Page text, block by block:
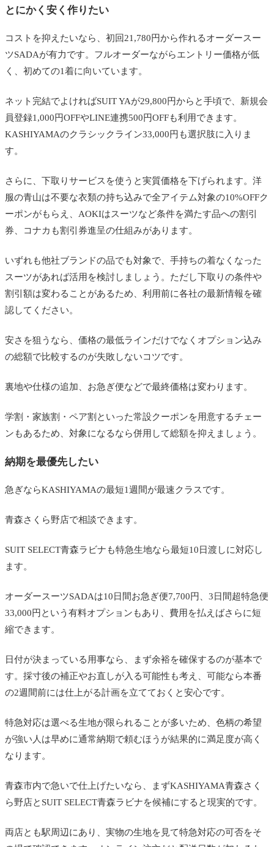
とにかく安く作りたい
コストを抑えたいなら、初回21,780円から作れるオーダースー
ツSADAが有力です。フルオーダーながらエントリー価格が低
く、初めての1着に向いています。
ネット完結でよければSUIT YAが29,800円からと手頃で、新規会
員登録1,000円OFFやLINE連携500円OFFも利用できます。
KASHIYAMAのクラシックライン33,000円も選択肢に入りま
す。
さらに、下取りサービスを使うと実質価格を下げられます。洋
服の青山は不要な衣類の持ち込みで全アイテム対象の10%OFFク
ーポンがもらえ、AOKIはスーツなど条件を満たす品への割引
券、コナカも割引券進呈の仕組みがあります。
いずれも他社ブランドの品でも対象で、手持ちの着なくなった
スーツがあれば活用を検討しましょう。ただし下取りの条件や
割引額は変わることがあるため、利用前に各社の最新情報を確
認してください。
安さを狙うなら、価格の最低ラインだけでなくオプション込み
の総額で比較するのが失敗しないコツです。
裏地や仕様の追加、お急ぎ便などで最終価格は変わります。
学割・家族割・ペア割といった常設クーポンを用意するチェー
ンもあるため、対象になるなら併用して総額を抑えましょう。
納期を最優先したい
急ぎならKASHIYAMAの最短1週間が最速クラスです。
青森さくら野店で相談できます。
SUIT SELECT青森ラビナも特急生地なら最短10日渡しに対応し
ます。
オーダースーツSADAは10日間お急ぎ便7,700円、3日間超特急便
33,000円という有料オプションもあり、費用を払えばさらに短
縮できます。
日付が決まっている用事なら、まず余裕を確保するのが基本で
す。採寸後の補正やお直しが入る可能性も考え、可能なら本番
の2週間前には仕上がる計画を立てておくと安心です。
特急対応は選べる生地が限られることが多いため、色柄の希望
が強い人は早めに通常納期で頼むほうが結果的に満足度が高く
なります。
青森市内で急いで仕上げたいなら、まずKASHIYAMA青森さく
ら野店とSUIT SELECT青森ラビナを候補にすると現実的です。
両店とも駅周辺にあり、実物の生地を見て特急対応の可否をそ